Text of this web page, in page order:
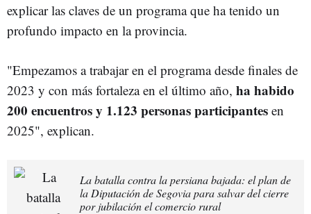
explicar las claves de un programa que ha tenido un
profundo impacto en la provincia.
"Empezamos a trabajar en el programa desde finales de
2023 y con más fortaleza en el último año, ha habido
200 encuentros y 1.123 personas participantes en
2025", explican.
La batalla contra la persiana bajada: el plan de
la Diputación de Segovia para salvar del cierre
por jubilación el comercio rural